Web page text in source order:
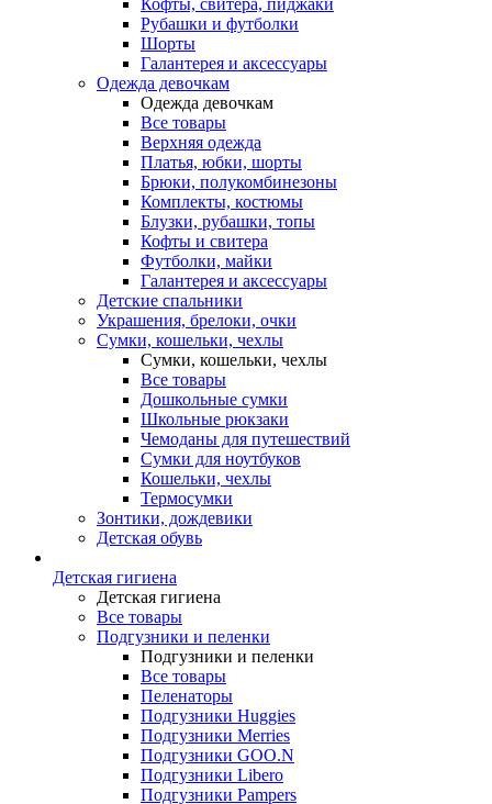
Кофты, свитера, пиджаки
Рубашки и футболки
Шорты
Галантерея и аксессуары
Одежда девочкам
Одежда девочкам
Все товары
Верхняя одежда
Платья, юбки, шорты
Брюки, полукомбинезоны
Комплекты, костюмы
Блузки, рубашки, топы
Кофты и свитера
Футболки, майки
Галантерея и аксессуары
Детские спальники
Украшения, брелоки, очки
Сумки, кошельки, чехлы
Сумки, кошельки, чехлы
Все товары
Дошкольные сумки
Школьные рюкзаки
Чемоданы для путешествий
Сумки для ноутбуков
Кошельки, чехлы
Термосумки
Зонтики, дождевики
Детская обувь
Детская гигиена
Детская гигиена
Все товары
Подгузники и пеленки
Подгузники и пеленки
Все товары
Пеленаторы
Подгузники Huggies
Подгузники Merries
Подгузники GOO.N
Подгузники Libero
Подгузники Pampers